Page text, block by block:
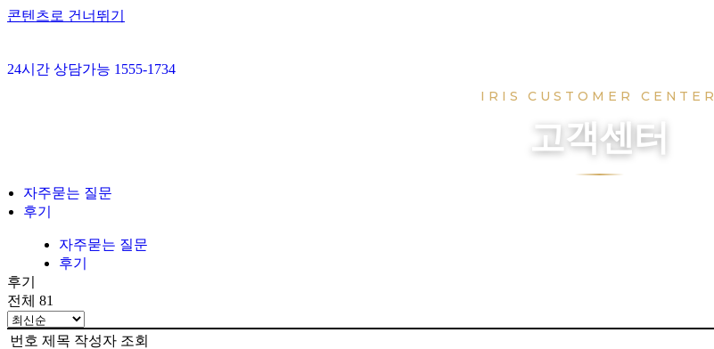
콘텐츠로 건너뛰기
24시간 상담가능 1555-1734
IRIS CUSTOMER CENTER
고객센터
자주묻는 질문
후기
자주묻는 질문
후기
후기
전체 81
번호 제목 작성자 조회